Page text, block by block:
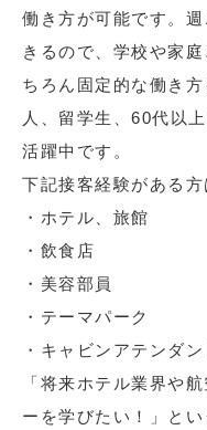
働き方が可能です。
きるので、学校や家
ちろん固定的な働き
人、留学生、60代以
活躍中です。
下記接客経験がある
・ホテル、旅館
・飲食店
・美容部員
・テーマパーク
・キャビンアテンダン
「将来ホテル業界や
ーを学びたい！」と